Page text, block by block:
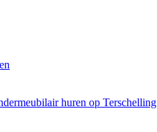
huren op Terschelling